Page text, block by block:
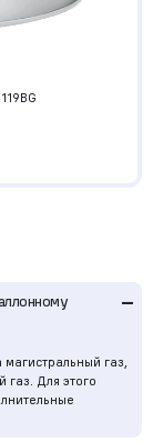
–
газ,
Для этого